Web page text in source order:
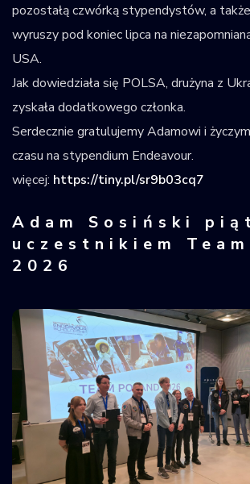
pozostałą czwórką stypendystów, a
wyruszy pod koniec lipca na
USA.
Jak dowiedziała się POLSA, drużyna z
zyskała dodatkowego członka.
Serdecznie gratulujemy Adamowi i
czasu na stypendium Endeavour.
więcej: https://tiny.pl/sr9b03cq7
Adam Sosiński
uczestnikiem
2026